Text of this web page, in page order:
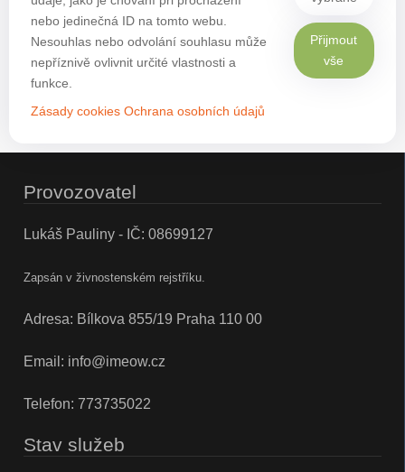
nebo jedinečná ID na tomto webu.
Nesouhlas nebo odvolání souhlasu může
nepříznivě ovlivnit určité vlastnosti a
funkce.
Zásady cookies Ochrana osobních údajů
Přijmout
vše
Provozovatel
Lukáš Pauliny - IČ: 08699127
Zapsán v živnostenském rejstříku.
Adresa: Bílkova 855/19 Praha 110 00
Email: info@imeow.cz
Telefon: 773735022
Stav služeb